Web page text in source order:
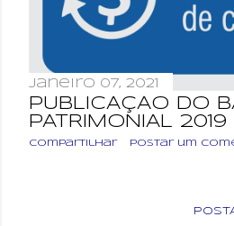
s
janeiro 07, 2021
PUBLICAÇÃO DO
PATRIMONIAL 2019
Compartilhar Postar um